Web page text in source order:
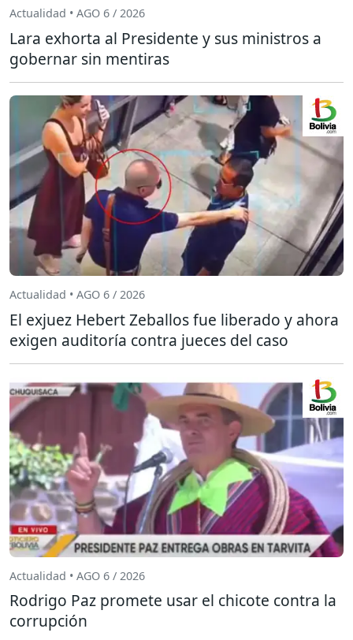
Actualidad • AGO 6 / 2026
Lara exhorta al Presidente y sus ministros a
gobernar sin mentiras
Actualidad • AGO 6 / 2026
El exjuez Hebert Zeballos fue liberado y ahora
exigen auditoría contra jueces del caso
Actualidad • AGO 6 / 2026
Rodrigo Paz promete usar el chicote contra la
corrupción